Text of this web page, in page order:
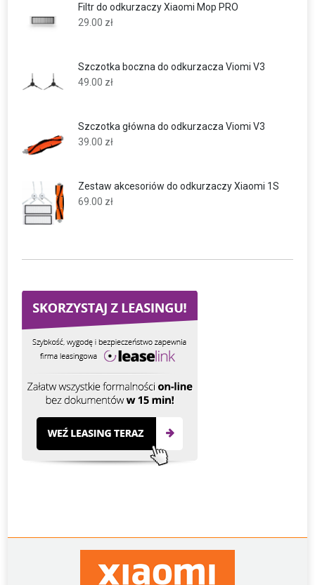
Filtr do odkurzaczy Xiaomi Mop PRO
29.00 zł
Szczotka boczna do odkurzacza Viomi V3
49.00 zł
Szczotka główna do odkurzacza Viomi V3
39.00 zł
Zestaw akcesoriów do odkurzaczy Xiaomi 1S
69.00 zł